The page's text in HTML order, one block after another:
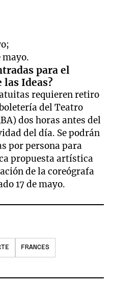
mayo.
para el
las Ideas?
requieren retiro
del Teatro
dos horas antes del
del día. Se podrán
por persona para
propuesta artística
de la coreógrafa
17 de mayo.
FRANCES